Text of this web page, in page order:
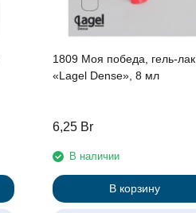
1809 Моя победа, гель-лак
«Lagel Dense», 8 мл
6,25 Br
В наличии
В корзину